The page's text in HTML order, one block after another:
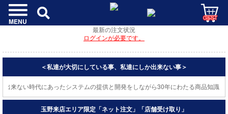
MENU GEST
最新の注文状況
ログインが必要です。
＜私達が大切にしている事、私達にしか出来ない事＞
い時代にあったシステムの提供と開発をしながら30年にわたる商品知識
玉野来店エリア限定「ネット注文」「店舗受け取り」